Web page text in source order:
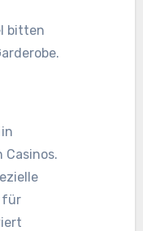
bitten
für